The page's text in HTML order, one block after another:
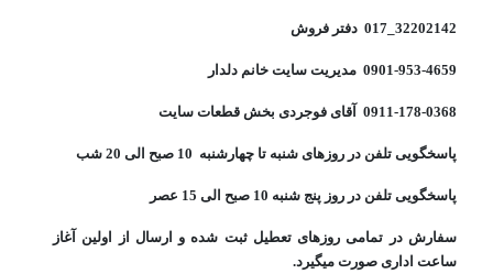
32202142_017 دفتر فروش
0901-953-4659 مدیریت سایت خانم دلدار
0911-178-0368 آقای فوجردی بخش قطعات سایت
پاسخگویی تلفن در روزهای شنبه تا چهارشنبه 10 صبح الی 20 شب
پاسخگویی تلفن در روز پنج شنبه 10 صبح الی 15 عصر
سفارش در تمامی روزهای تعطیل ثبت شده و ارسال از اولین آغاز
ساعت اداری صورت میگیرد.